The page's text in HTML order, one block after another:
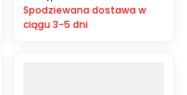
Spodziewana dostawa w
ciągu 3-5 dni